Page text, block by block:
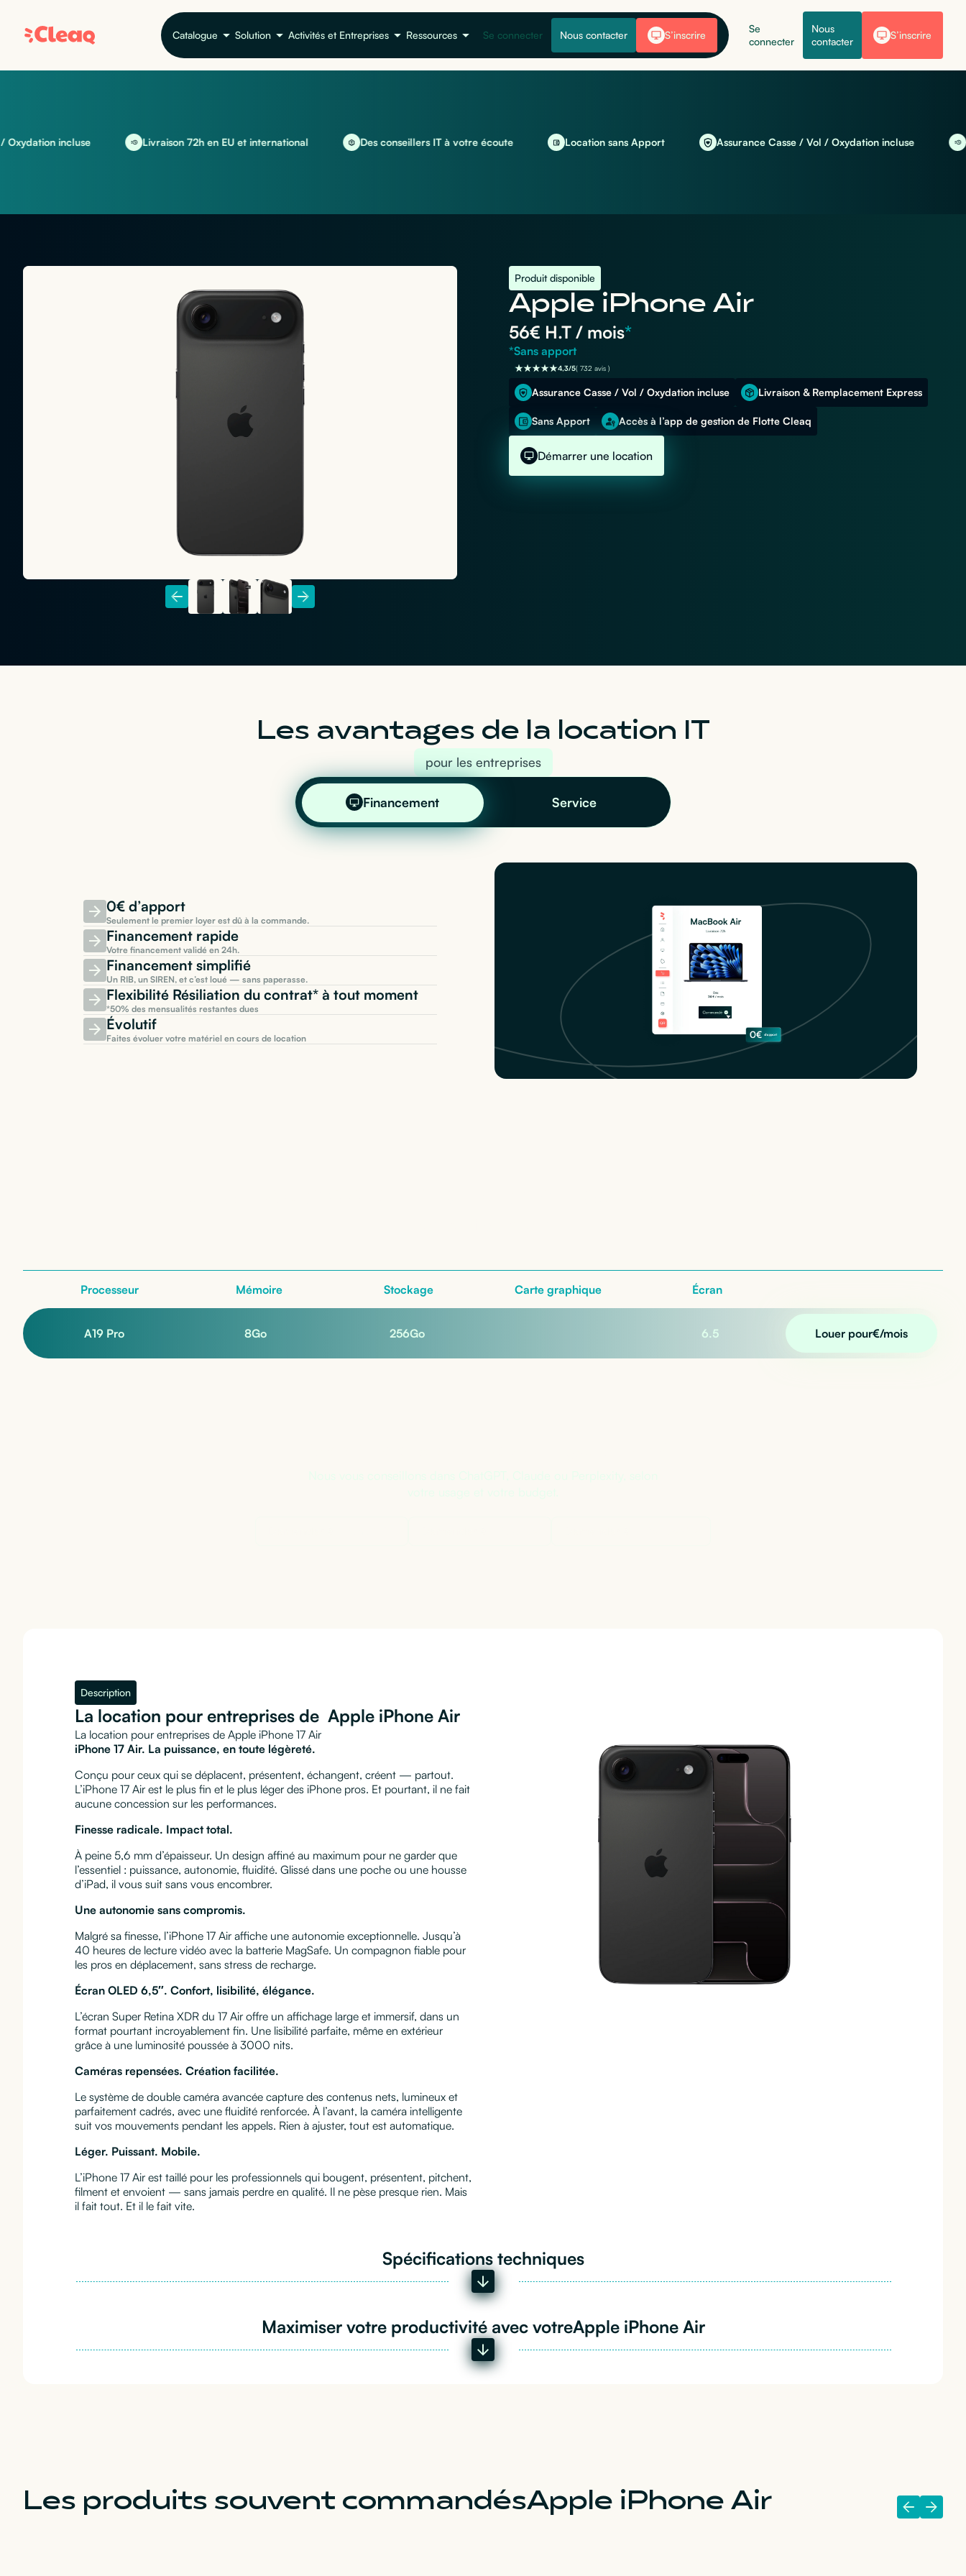
Catalogue Solution Activités et Entreprises Ressources Se connecter Nous contacter S’inscrire
Se
connecter
Nous
contacter
S’inscrire
incluse Livraison 72h en EU et international Des conseillers IT à votre écoute Location sans Apport Assurance Casse / Vol / Oxydation incluse
Produit disponible
Apple iPhone Air
56€ H.T / mois*
*Sans apport
4,3/5( 732 avis )
Assurance Casse / Vol / Oxydation incluse Livraison & Remplacement Express
Sans Apport Accès à l’app de gestion de Flotte Cleaq
Démarrer une location
Les avantages de la location IT
pour les entreprises
Financement Service
0€ d’apport
Seulement le premier loyer est dû à la commande.
Financement rapide
Votre financement validé en 24h.
Financement simplifié
Un RIB, un SIREN, et c’est loué — sans paperasse.
Flexibilité Résiliation du contrat* à tout moment
*50% des mensualités restantes dues
Évolutif
Faites évoluer votre matériel en cours de location
Processeur Mémoire Stockage Carte graphique Écran
A19 Pro 8Go 256Go 6.5 Louer pour€/mois
Description
La location pour entreprises de Apple iPhone Air
La location pour entreprises de Apple iPhone 17 Air
iPhone 17 Air. La puissance, en toute légèreté.
Conçu pour ceux qui se déplacent, présentent, échangent, créent — partout.
L’iPhone 17 Air est le plus fin et le plus léger des iPhone pros. Et pourtant, il ne fait
aucune concession sur les performances.
Finesse radicale. Impact total.
À peine 5,6 mm d’épaisseur. Un design affiné au maximum pour ne garder que
l’essentiel : puissance, autonomie, fluidité. Glissé dans une poche ou une housse
d’iPad, il vous suit sans vous encombrer.
Une autonomie sans compromis.
Malgré sa finesse, l’iPhone 17 Air affiche une autonomie exceptionnelle. Jusqu’à
40 heures de lecture vidéo avec la batterie MagSafe. Un compagnon fiable pour
les pros en déplacement, sans stress de recharge.
Écran OLED 6,5″. Confort, lisibilité, élégance.
L’écran Super Retina XDR du 17 Air offre un affichage large et immersif, dans un
format pourtant incroyablement fin. Une lisibilité parfaite, même en extérieur
grâce à une luminosité poussée à 3000 nits.
Caméras repensées. Création facilitée.
Le système de double caméra avancée capture des contenus nets, lumineux et
parfaitement cadrés, avec une fluidité renforcée. À l’avant, la caméra intelligente
suit vos mouvements pendant les appels. Rien à ajuster, tout est automatique.
Léger. Puissant. Mobile.
L’iPhone 17 Air est taillé pour les professionnels qui bougent, présentent, pitchent,
filment et envoient — sans jamais perdre en qualité. Il ne pèse presque rien. Mais
il fait tout. Et il le fait vite.
Spécifications techniques
Maximiser votre productivité avec votreApple iPhone Air
Les produits souvent commandésApple iPhone Air